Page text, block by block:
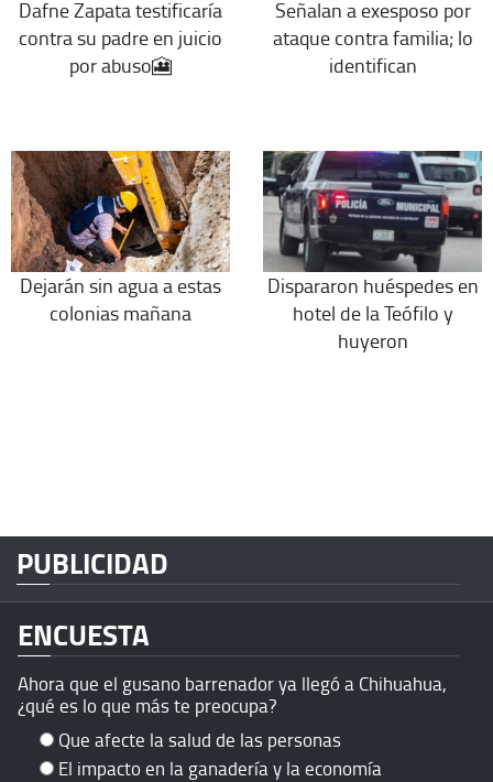
Dafne Zapata testificaría
contra su padre en juicio
por abuso🎦
Señalan a exesposo por
ataque contra familia; lo
identifican
Dejarán sin agua a estas
colonias mañana
Dispararon huéspedes en
hotel de la Teófilo y
huyeron
PUBLICIDAD
ENCUESTA
Ahora que el gusano barrenador ya llegó a Chihuahua,
¿qué es lo que más te preocupa?
Que afecte la salud de las personas
El impacto en la ganadería y la economía